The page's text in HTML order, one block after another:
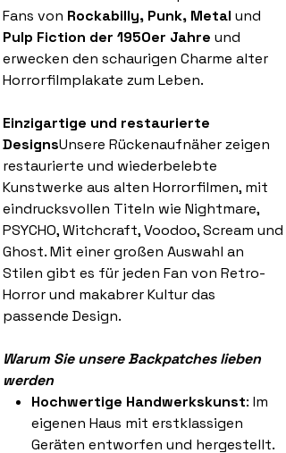
Fans von Rockabilly, Punk, Metal und
Pulp Fiction der 1950er Jahre und
erwecken den schaurigen Charme alter
Horrorfilmplakate zum Leben.
Einzigartige und restaurierte
DesignsUnsere Rückenaufnäher zeigen
restaurierte und wiederbelebte
Kunstwerke aus alten Horrorfilmen, mit
eindrucksvollen Titeln wie Nightmare,
PSYCHO, Witchcraft, Voodoo, Scream und
Ghost. Mit einer großen Auswahl an
Stilen gibt es für jeden Fan von Retro-
Horror und makabrer Kultur das
passende Design.
Warum Sie unsere Backpatches lieben
werden
Hochwertige Handwerkskunst: Im
eigenen Haus mit erstklassigen
Geräten entworfen und hergestellt.